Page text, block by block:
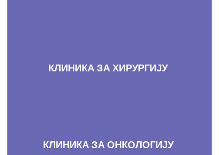
КЛИНИКА ЗА ХИРУРГИЈУ
КЛИНИКА ЗА ОНКОЛОГИЈУ